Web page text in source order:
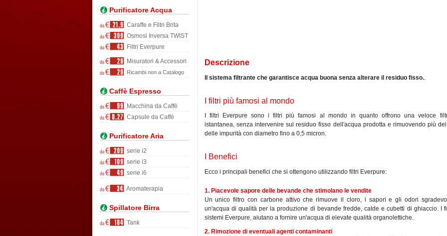
Purificatore Acqua
Caraffe e Filtri Brita
Osmosi Inversa TWIST
Filtri Everpure
Misuratori & Accessori
Ricambi non a Catalogo
Caffè Espresso
Macchina da Caffè
Capsule da Caffè
Purificatore Aria
serie i2
serie i3
serie i6
Aromaterapia
Spillatore Birra
Tank
Descrizione
Il sistema filtrante che garantisce acqua buona senza alterare il residuo fisso..
I filtri più famosi al mondo
I filtri Everpure sono i filtri più famosi al mondo in quanto offrono una veloce
istantanea, senza intervenire sul residuo fisso dell'acqua prodotta e rimuovendo più
delle impurità con diametro fino a 0,5 micron.
I Benefici
Ecco i principali benefici che si ottengono utilizzando filtri Everpure:
1. Piacevole sapore delle bevande che stimolano le vendite
Un unico filtro con carbone attivo che rimuove il cloro, i sapori e gli odori
un'acqua di qualità per la produzione di bevande fredde, calde e cubetti di ghiaccio. I
sistemi Everpure, aiutano a fornire un'acqua di elevate qualità organolettiche.
2. Rimozione di eventuali agenti contaminanti